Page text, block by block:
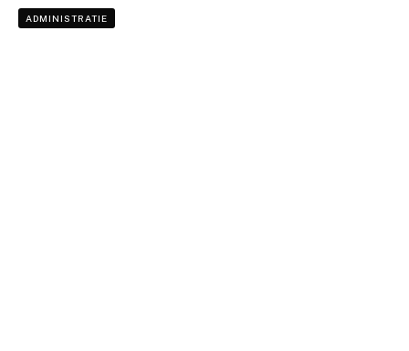
ADMINISTRATIE